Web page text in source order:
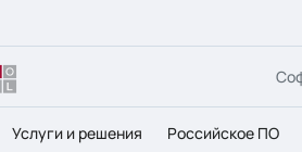
Услуги и решения Российское ПО